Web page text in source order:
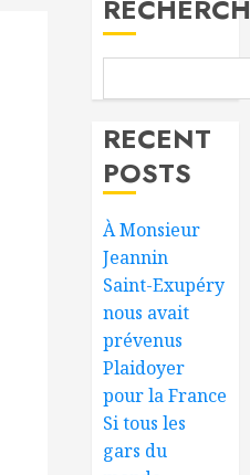
RECENT
POSTS
À Monsieur
Jeannin
Saint-Exupéry
nous avait
prévenus
Plaidoyer
pour la France
Si tous les
gars du